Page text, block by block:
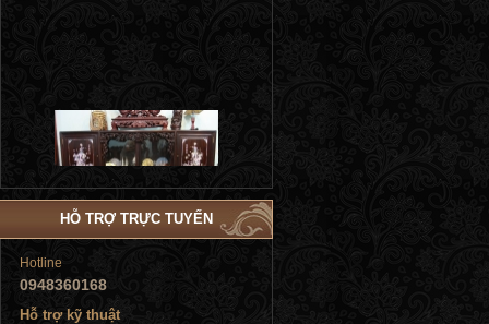
Tủ đứng
Tủ đứng
HỖ TRỢ TRỰC TUYẾN
Hotline
0948360168
Hỗ trợ kỹ thuật